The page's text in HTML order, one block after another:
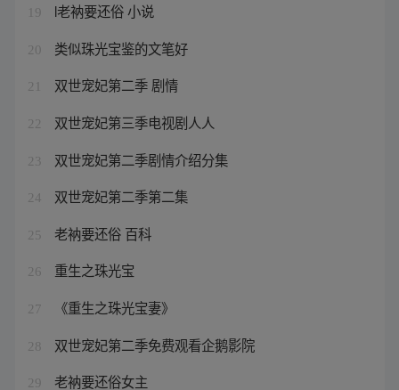
19 l老衲要还俗 小说
20 类似珠光宝鉴的文笔好
21 双世宠妃第二季 剧情
22 双世宠妃第三季电视剧人人
23 双世宠妃第二季剧情介绍分集
24 双世宠妃第二季第二集
25 老衲要还俗 百科
26 重生之珠光宝
27 《重生之珠光宝妻》
28 双世宠妃第二季免费观看企鹅影院
29 老衲要还俗女主